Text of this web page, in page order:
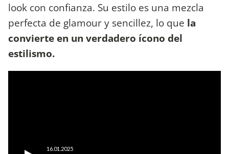
look con confianza. Su estilo es una mezcla
perfecta de glamour y sencillez, lo que la
convierte en un verdadero ícono del
estilismo.